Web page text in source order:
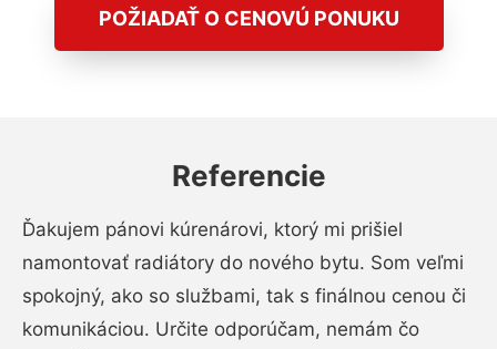
POŽIADAŤ O CENOVÚ PONUKU
Referencie
Ďakujem pánovi kúrenárovi, ktorý mi prišiel
namontovať radiátory do nového bytu. Som veľmi
spokojný, ako so službami, tak s finálnou cenou či
komunikáciou. Určite odporúčam, nemám čo